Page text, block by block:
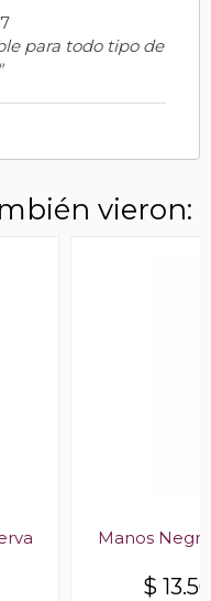
para todo tipo de
vieron:
Manos
$